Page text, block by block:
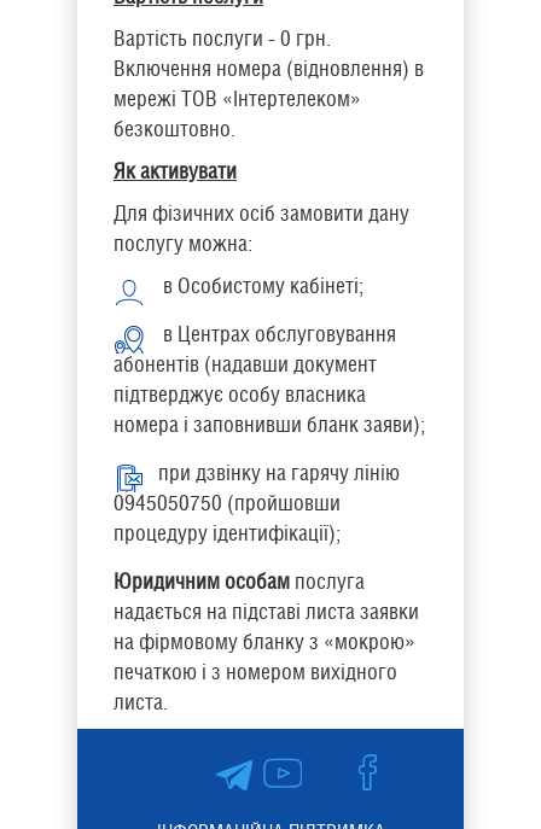
Вартість послуги - 0 грн.
Включення номера (відновлення) в
мережі ТОВ «Інтертелеком»
безкоштовно.
Як активувати
Для фізичних осіб замовити дану
послугу можна:
в Особистому кабінеті;
в Центрах обслуговування
абонентів (надавши документ
підтверджує особу власника
номера і заповнивши бланк заяви);
при дзвінку на гарячу лінію
0945050750 (пройшовши
процедуру ідентифікації);
Юридичним особам послуга
надається на підставі листа заявки
на фірмовому бланку з «мокрою»
печаткою і з номером вихідного
листа.